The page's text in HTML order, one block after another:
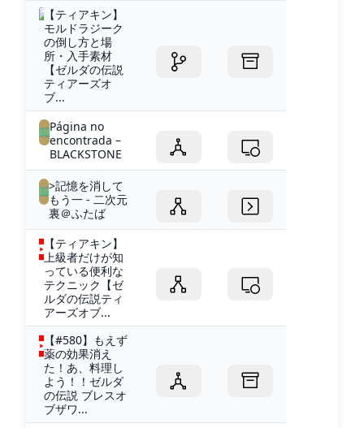
【ティアキン】
モルドラジーク
の倒し方と場
所・入手素材
【ゼルダの伝説
ティアーズオ
ブ...
Página no
encontrada –
BLACKSTONE
>記憶を消して
もう一 - 二次元
裏＠ふたば
【ティアキン】
上級者だけが知
っている便利な
テクニック【ゼ
ルダの伝説ティ
アーズオブ...
【#580】もえず
薬の効果消え
た！あ、料理し
よう！！ゼルダ
の伝説 ブレスオ
ブザワ...